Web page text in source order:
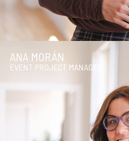
ANA MORÁN
EVENT PROJECT MANAGER